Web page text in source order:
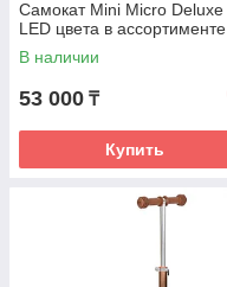
Самокат Mini Micro Deluxe
LED цвета в ассортименте
В наличии
53 000 ₸
Купить